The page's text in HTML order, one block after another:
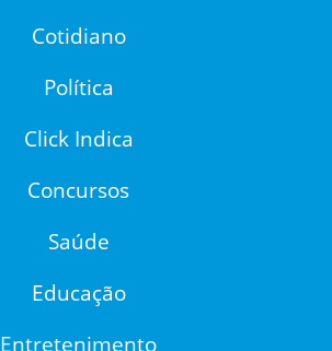
Cotidiano
Política
Click Indica
Concursos
Saúde
Educação
Entretenimento